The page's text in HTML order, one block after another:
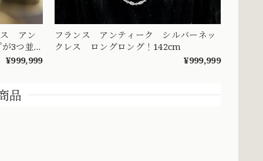
ス アン
3つ並
ヤモン
¥999,999
フランス アンティーク シルバーネッ
クレス ロングロング！142cm
¥999,999
品